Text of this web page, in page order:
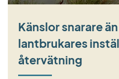
Känslor snarare
lantbrukares
återvätning